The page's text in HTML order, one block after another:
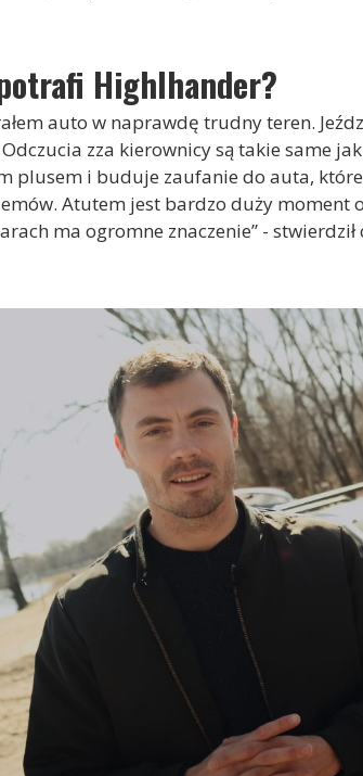
Highlhander?
auto w naprawdę trudny teren.
zza kierownicy są takie same
plusem i buduje zaufanie do auta,
Atutem jest bardzo duży moment
ma ogromne znaczenie” -